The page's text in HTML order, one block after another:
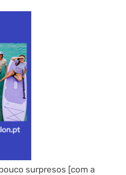
surpresos [com a